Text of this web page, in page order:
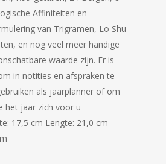
Affiniteiten en
van Trigramen, Lo Shu
en nog veel meer handige
waarde zijn. Er is
in notities en afspraken te
als jaarplanner of om
het jaar zich voor u
17,5 cm Lengte: 21,0 cm